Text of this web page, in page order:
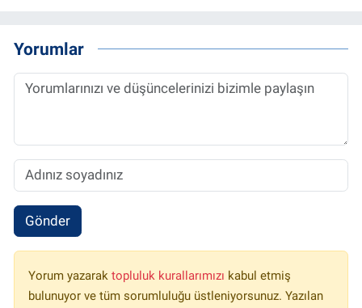
Yorumlar
Gönder
Yorum yazarak topluluk kurallarımızı kabul etmiş
bulunuyor ve tüm sorumluluğu üstleniyorsunuz. Yazılan